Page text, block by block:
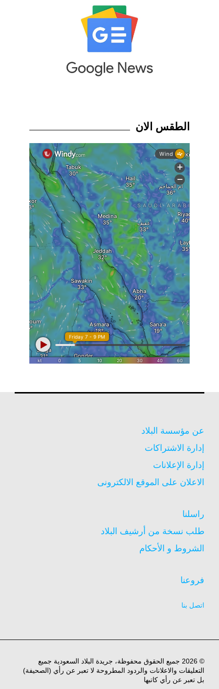
الطقس الان
عن مؤسسة البلاد
إدارة الاشتراكات
إدارة الإعلانات
الاعلان على الموقع الالكترونى
راسلنا
طلب نسخة من أرشيف البلاد
الشروط و الأحكام
فروعنا
اتصل بنا
© 2026 جميع الحقوق محفوظة، جريدة البلاد السعودية جميع
التعليقات والاعلانات والردود المطروحة لا تعبر عن رأي (الصحيفة)
بل تعبر عن رأي كاتبها